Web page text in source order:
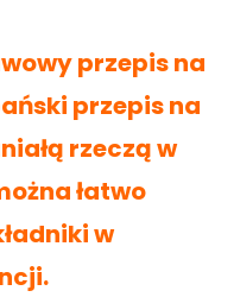
przepis na
przepis na
rzeczą w
łatwo
w